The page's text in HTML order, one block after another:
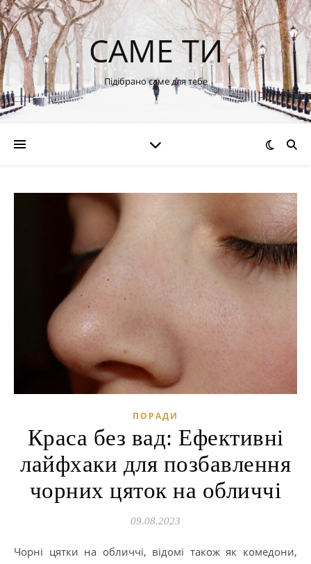
САМЕ ТИ
Підібрано саме для тебе
ПОРАДИ
Краса без вад: Ефективні
лайфхаки для позбавлення
чорних цяток на обличчі
09.08.2023
Чорні цятки на обличчі, відомі також як комедони,